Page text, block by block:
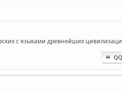
с языками древнейших
QQ